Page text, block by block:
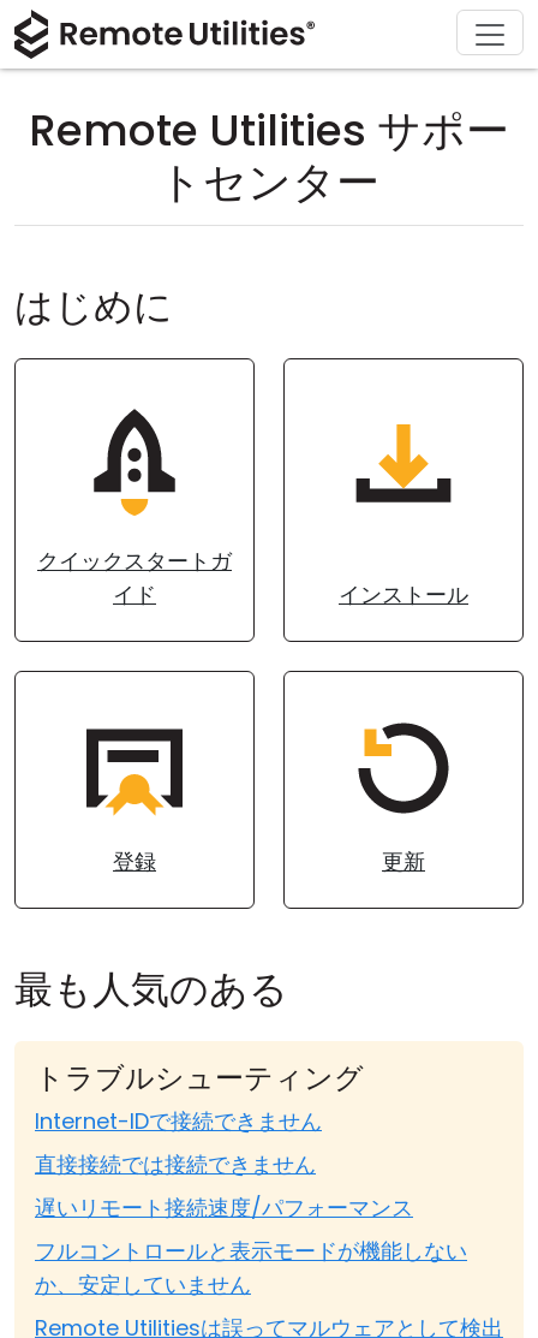
Remote Utilities サポー
トセンター
はじめに
クイックスタートガ
イド
インストール
登録 更新
最も人気のある
トラブルシューティング
Internet-IDで接続できません
直接接続では接続できません
遅いリモート接続速度/パフォーマンス
フルコントロールと表示モードが機能しない
か、安定していません
Remote Utilitiesは誤ってマルウェアとして検出
製品
セキュリティ
スクリーンショット
接続モード
Active Directory サポート
クラウド＆オンプレミス
ソリューション
製造および小売
情報技術
ダウンロード
macOS
購入
ライセンスアシスタント
ライセンスのアップグレード
サポート
ドキュメント
ナレッジベース
会社概要
プレスルーム
レビューを書く